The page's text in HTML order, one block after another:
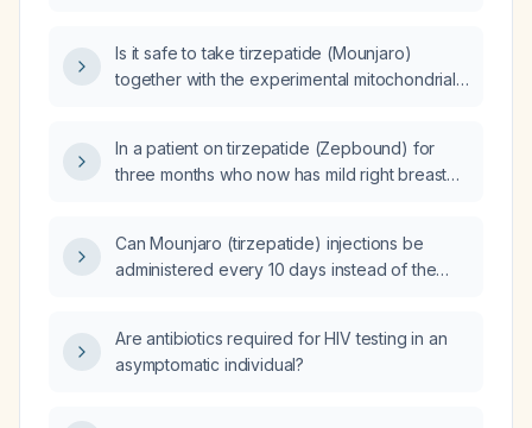
Is it safe to take tirzepatide (Mounjaro)
together with the experimental mitochondrial
In a patient on tirzepatide (Zepbound) for
three months who now has mild right breast
continued and how should the breast
symptoms be managed?
Can Mounjaro (tirzepatide) injections be
administered every 10 days instead of the
Are antibiotics required for HIV testing in an
asymptomatic individual?